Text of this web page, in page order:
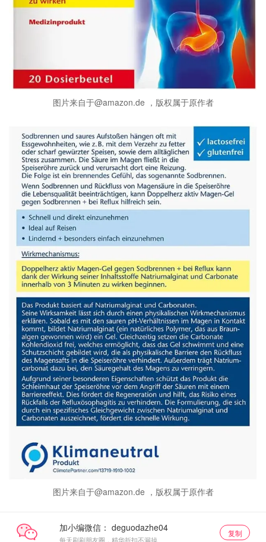
图片来自于@amazon.de ，版权属于原作者
图片来自于@amazon.de ，版权属于原作者
加小编微信：
每天刷刷朋友圈，精华折扣不漏掉
复制